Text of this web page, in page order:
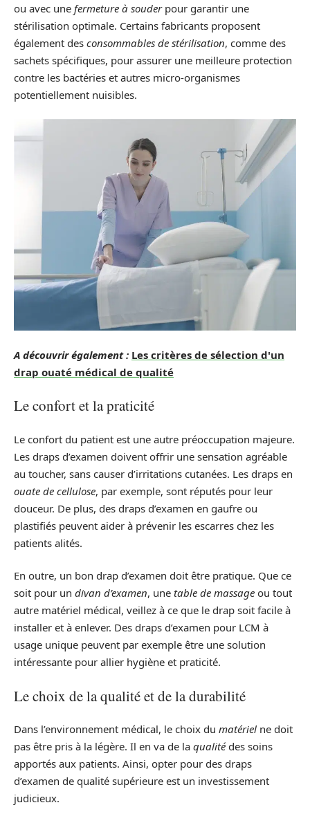
ou avec une fermeture à souderpour garantir une
stérilisation optimale. Certains fabricants proposent
également des consommables de stérilisation, comme des
sachets spécifiques, pour assurer une meilleure protection
contre les bactéries et autres micro-organismes
potentiellement nuisibles.
A découvrir également : Les critères de sélection d'un
drap ouaté médical de qualité
Le confort et la praticité
Le confort du patient est une autre préoccupation majeure.
Les draps d’examen doivent offrir une sensation agréable
au toucher, sans causer d’irritations cutanées. Les draps en
ouate de cellulose, par exemple, sont réputés pour leur
douceur. De plus, des draps d’examen en gaufre ou
plastifiés peuvent aider à prévenir les escarres chez les
patients alités.
En outre, un bon drap d’examen doit être pratique. Que ce
soit pour un divan d’examen, une table de massage ou tout
autre matériel médical, veillez à ce que le drap soit facile à
installer et à enlever. Des draps d’examen pour LCM à
usage unique peuvent par exemple être une solution
intéressante pour allier hygiène et praticité.
Le choix de la qualité et de la durabilité
Dans l’environnement médical, le choix du matériel ne doit
pas être pris à la légère. Il en va de la qualitédes soins
apportés aux patients. Ainsi, opter pour des draps
d’examen de qualité supérieure est un investissement
judicieux.